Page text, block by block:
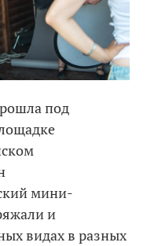
под
мини-
и
видах в разных